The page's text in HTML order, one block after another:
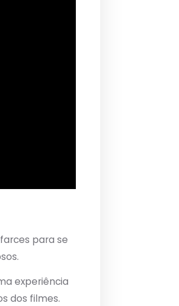
para se
experiência
dos filmes.